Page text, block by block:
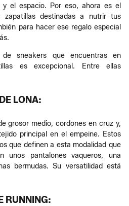
el espacio. Por eso, ahora es el
zapatillas destinadas a nutrir tus
para hacer ese regalo especial
sneakers que encuentras en
es excepcional. Entre ellas
LONA:
grosor medio, cordones en cruz y,
principal en el empeine. Estos
que definen a esta modalidad que
unos pantalones vaqueros, una
bermudas. Su versatilidad está
RUNNING: